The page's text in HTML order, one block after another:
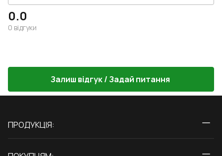
0.0
0 відгуки
Залиш відгук / Задай питання
ПРОДУКЦІЯ: